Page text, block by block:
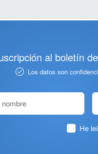
al boletín
Los datos son
He